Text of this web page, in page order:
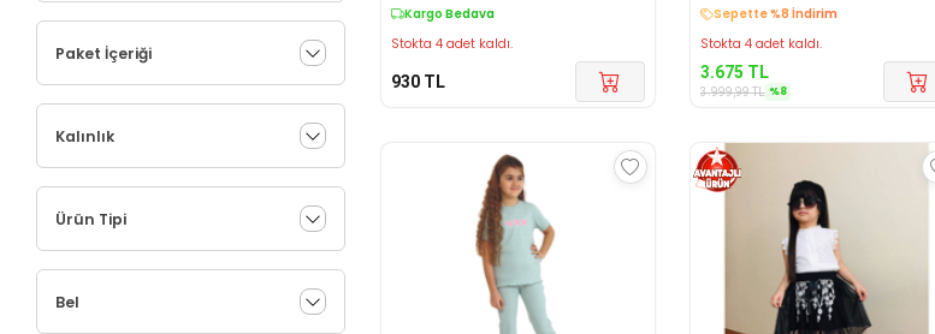
Paket İçeriği
Kalınlık
Ürün Tipi
Bel
Kargo Bedava
Stokta 4 adet kaldı.
930 TL
Kargo Bedava
Stokta 4 adet kaldı.
3.675 TL
3.999,99TL %8